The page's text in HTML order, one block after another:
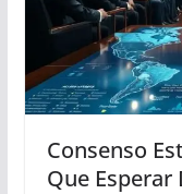
Consenso
Que